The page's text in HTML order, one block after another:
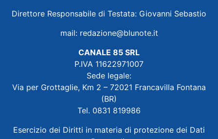
Direttore Responsabile di Testata: Giovanni Sebastio
mail: redazione@blunote.it
CANALE 85 SRL
P.IVA 11622971007
Sede legale:
Via per Grottaglie, Km 2 – 72021 Francavilla Fontana
(BR)
Tel. 0831 819986
Esercizio dei Diritti in materia di protezione dei Dati